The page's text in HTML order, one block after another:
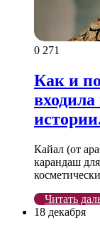
0 271
Как и
Кайал (от
карандаш
Читать
18 декабря